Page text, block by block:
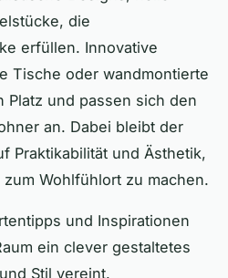
die
erfüllen. Innovative
Tische oder wandmontierte
Platz und passen sich den
an. Dabei bleibt der
Praktikabilität und Ästhetik,
Wohlfühlort zu machen.
und Inspirationen
ein clever gestaltetes
Stil vereint.